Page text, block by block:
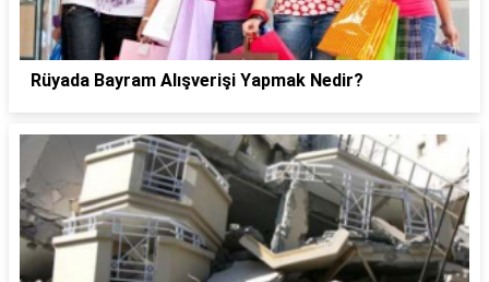
Rüyada Bayram Alışverişi Yapmak Nedir?